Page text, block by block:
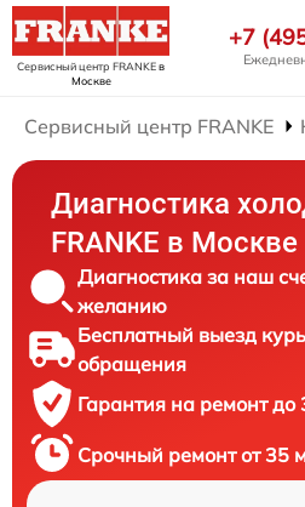
Сервисный центр FRANKEв
Москве
+7
Сервисный центр FRANKE
Диагностика
FRANKE в Москве
Диагностика за наш
желанию
Бесплатный выезд
обращения
Гарантия на ремонт до
Срочный ремонт от 35